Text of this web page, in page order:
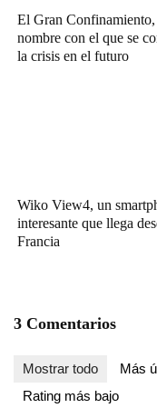
El Gran Confinamiento,
nombre con el que se
la crisis en el futuro
Wiko View4, un
interesante que llega
Francia
3 Comentarios
Mostrar todo Más
Rating más bajo